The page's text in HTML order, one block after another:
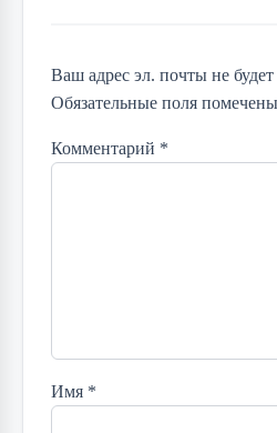
Ваш адрес эл. почты не
Обязательные поля
Комментарий *
Имя *